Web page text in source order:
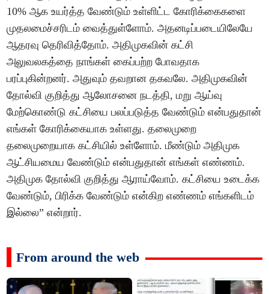
10% ஆக உயர்த்த வேண்டும் உள்ளிட்ட கோரிக்கைகளை
முதலமைச்சரிடம் வைத்துள்ளோம். அதனடிப்படையிலேயே
ஆதரவு தெரிவித்தோம். அதிமுகவின் கட்சி
அலுவலகத்தை நாங்கள் கைப்பற்ற போவதாக
பரப்புகின்றனர். அதுவும் தவறான தகவலே. அதிமுகவின்
தோல்வி குறித்து ஆலோசனை நடத்தி, மறு ஆய்வு
மேற்கொண்டு கட்சியை பலப்படுத்த வேண்டும் என்பதுதான்
எங்கள் கோரிக்கையாக உள்ளது. தலைமுறை
தலைமுறையாக கட்சியில் உள்ளோம். மீண்டும் அதிமுக
ஆட்சியமைய வேண்டும் என்பதுதான் எங்கள் எண்ணம்.
அதிமுக தோல்வி குறித்து ஆராய்வோம். கட்சியை உடைக்க
வேண்டும், பிரிக்க வேண்டும் என்கிற எண்ணம் எங்களிடம்
இல்லை” என்றார்.
From around the web